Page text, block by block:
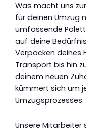
Was macht uns
für deinen Umzug
umfassende
auf deine
Verpacken deines
Transport bis hin
deinem neuen
kümmert sich um
Umzugsprozesses.
Unsere